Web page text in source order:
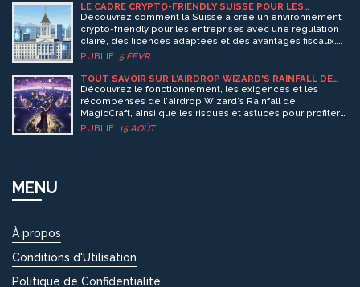
LE CADRE CRYPTO-FRIENDLY SUISSE POUR LES
ENTREPRISES : RÉGLEMENTATION, LICENCES ET
AVANTAGES
Découvrez comment la Suisse a créé un environnement
crypto-friendly pour les entreprises avec une régulation
claire, des licences adaptées et des avantages fiscaux.
FINMA supervise ce cadre, attirant des géants comme
de taxe sur les services numériques.
PUBLIÉ: 5 FÉVR.
TOUT SAVOIR SUR L'AIRDROP WIZARD'S RAINFALL DE
MAGICCRAFT (MCRT)
Découvrez le fonctionnement, les exigences et les
récompenses de l'airdrop Wizard's Rainfall de
MagicCraft, ainsi que les risques et astuces pour profiter
du $MCRT et des NFT associés.
PUBLIÉ: 15 AOÛT
MENU
À propos
Conditions d'Utilisation
Politique de Confidentialité